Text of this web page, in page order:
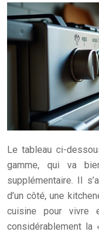
Le tableau ci-
gamme, qui va
supplémentaire. Il
d’un côté, une
cuisine pour vivre
considérablement la